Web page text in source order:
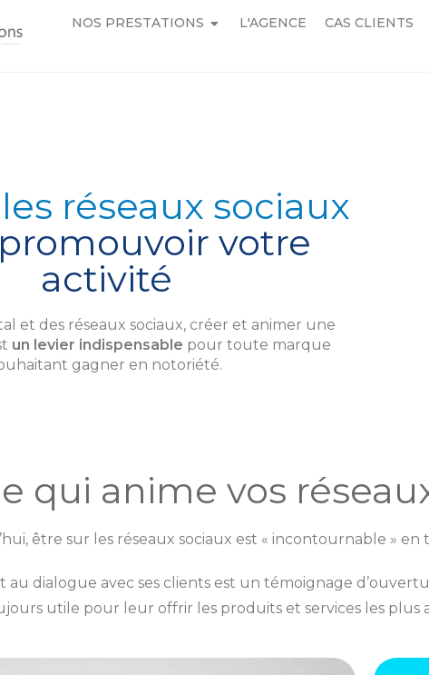
NOS PRESTATIONS L'AGENCE CAS CLIENTS
réseaux sociaux
votre
activité
et des réseaux sociaux, créer et animer une
un levier indispensable pour toute marque
gagner en notoriété.
qui anime vos
être sur les réseaux sociaux est « incontournable » en
au dialogue avec ses clients est un témoignage
utile pour leur offrir les produits et services les plus